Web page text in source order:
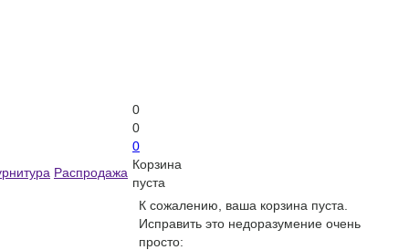
Распродажа
0
0
0
Корзина
пуста
К сожалению, ваша корзина пуста.
Исправить это недоразумение очень
просто: